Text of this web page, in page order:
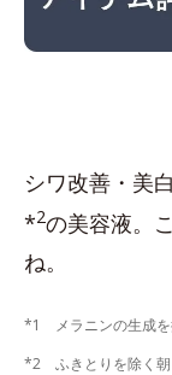
シワ改善・美
*2の美容液。
ね。
*1 メラニンの生成を
*2 ふきとりを除く朝